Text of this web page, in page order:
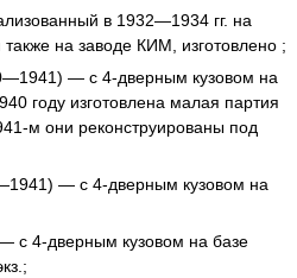
в 1932—1934 гг. на
на заводе КИМ, изготовлено ;
— с 4-дверным кузовом на
году изготовлена малая партия
м они реконструированы под
— с 4-дверным кузовом на
с 4-дверным кузовом на базе